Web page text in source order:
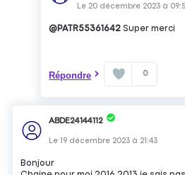
Le 20 décembre 2023 à
@PATR55361642Super merci
Répondre 0
ABDE24144112
Le19 décembre 2023 à 21:43
Bonjour